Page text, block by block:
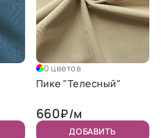
0 цветов
Пике "Телесный"
660₽/м
ДОБАВИТЬ